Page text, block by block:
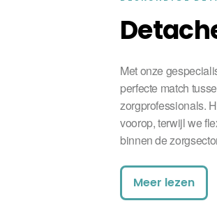
Met onze
perfecte match
zorgprofessionals.
voorop, terwijl we
binnen de
Meer lezen